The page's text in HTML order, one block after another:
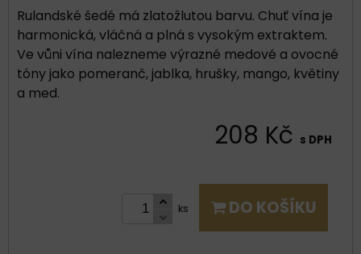
Rulandské šedé má zlatožlutou barvu. Chuť vína je
harmonická, vláčná a plná s vysokým extraktem.
Ve vůni vína nalezneme výrazné medové a ovocné
tóny jako pomeranč, jablka, hrušky, mango, květiny
a med.
208 Kč s DPH
ks DO KOŠÍKU